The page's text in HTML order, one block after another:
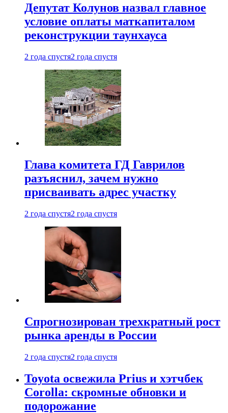
Депутат Колунов назвал главное
условие оплаты маткапиталом
реконструкции таунхауса
2 года спустя2 года спустя
Глава комитета ГД Гаврилов
разъяснил, зачем нужно
присваивать адрес участку
2 года спустя2 года спустя
Спрогнозирован трехкратный рост
рынка аренды в России
2 года спустя2 года спустя
Toyota освежила Prius и хэтчбек
Corolla: скромные обновки и
подорожание